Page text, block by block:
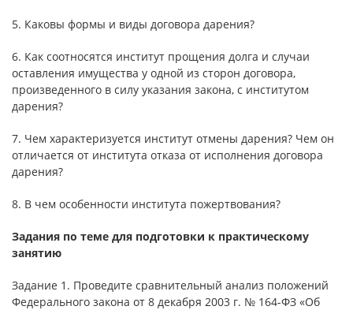
5. Каковы формы и виды договора дарения?
6. Как соотносятся институт прощения долга и случаи
оставления имущества у одной из сторон договора,
произведенного в силу указания закона, с институтом
дарения?
7. Чем характеризуется институт отмены дарения? Чем он
отличается от института отказа от исполнения договора
дарения?
8. В чем особенности института пожертвования?
Задания по теме для подготовки к практическому
занятию
Задание 1. Проведите сравнительный анализ положений
Федерального закона от 8 декабря 2003 г. № 164-ФЗ «Об